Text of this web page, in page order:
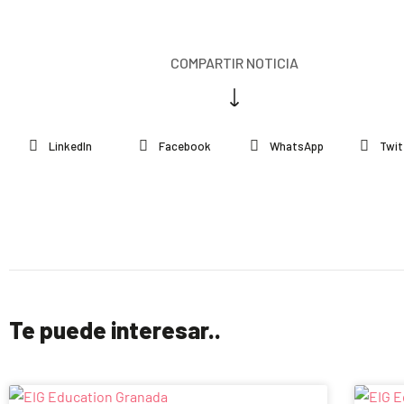
COMPARTIR NOTICIA
LinkedIn Facebook WhatsApp
Te puede interesar..